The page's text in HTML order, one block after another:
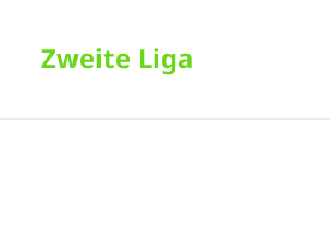
Zweite Liga